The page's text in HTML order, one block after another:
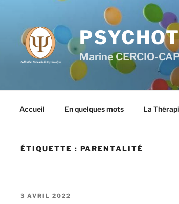
Marine CERCIO-
Accueil En quelques mots La
ÉTIQUETTE : PARENTALITÉ
3 AVRIL 2022